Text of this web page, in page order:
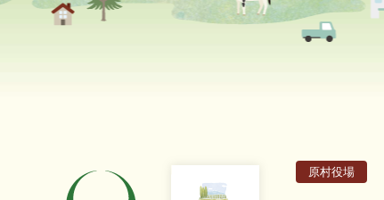
原村役場